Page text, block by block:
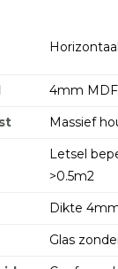
4mm
Massief
Letsel
>0.5m2
Dikte
Glas